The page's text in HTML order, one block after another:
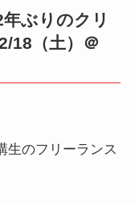
ぶりのクリ
18（土）＠
生のフリーランス